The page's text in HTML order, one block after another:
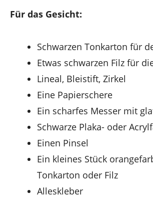
Für das Gesicht:
Schwarzen Tonkarton für
Etwas schwarzen Filz für
Lineal, Bleistift, Zirkel
Eine Papierschere
Ein scharfes Messer mit
Schwarze Plaka- oder
Einen Pinsel
Ein kleines Stück
Tonkarton oder Filz
Alleskleber